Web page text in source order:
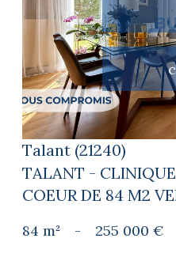
voir
Talant (21240)
TALANT -
COEUR DE 84 M2
84 m² - 255 000 €